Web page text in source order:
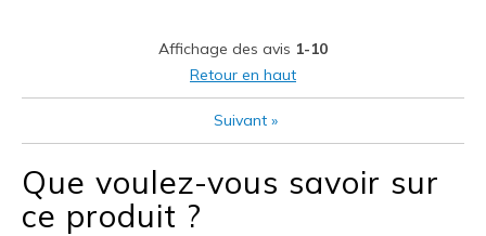
Affichage des avis 1-10
Retour en haut
Suivant »
Que voulez-vous savoir sur
ce produit ?